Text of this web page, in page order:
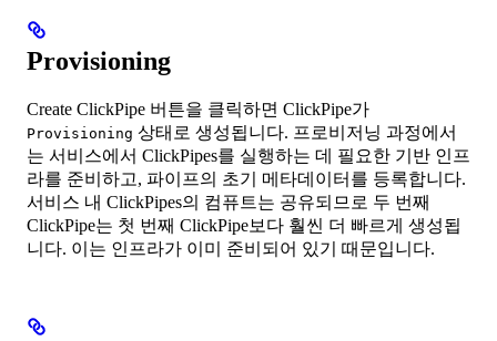
Provisioning
Create ClickPipe 버튼을 클릭하면 ClickPipe가
Provisioning 상태로 생성됩니다. 프로비저닝 과정에서
는 서비스에서 ClickPipes를 실행하는 데 필요한 기반 인프
라를 준비하고, 파이프의 초기 메타데이터를 등록합니다.
서비스 내 ClickPipes의 컴퓨트는 공유되므로 두 번째
ClickPipe는 첫 번째 ClickPipe보다 훨씬 더 빠르게 생성됩
니다. 이는 인프라가 이미 준비되어 있기 때문입니다.